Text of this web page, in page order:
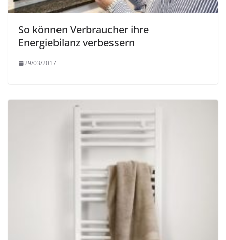
So können Verbraucher ihre
Energiebilanz verbessern
29/03/2017